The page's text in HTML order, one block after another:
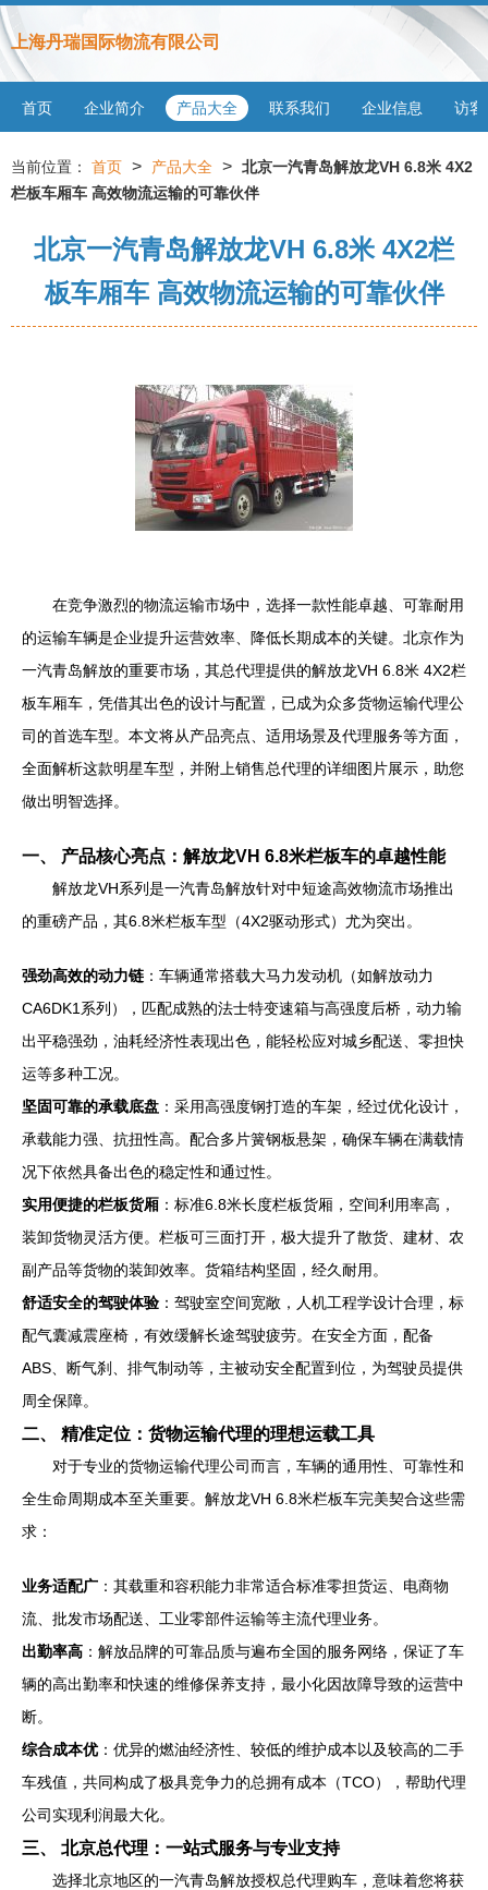
上海丹瑞国际物流有限公司
首页 企业简介 产品大全 联系我们 企业信息 访客
当前位置： 首页 > 产品大全 > 北京一汽青岛解放龙VH 6.8米 4X2
栏板车厢车 高效物流运输的可靠伙伴
北京一汽青岛解放龙VH 6.8米 4X2栏
板车厢车 高效物流运输的可靠伙伴
在竞争激烈的物流运输市场中，选择一款性能卓越、可靠耐用
的运输车辆是企业提升运营效率、降低长期成本的关键。北京作为
一汽青岛解放的重要市场，其总代理提供的解放龙VH 6.8米 4X2栏
板车厢车，凭借其出色的设计与配置，已成为众多货物运输代理公
司的首选车型。本文将从产品亮点、适用场景及代理服务等方面，
全面解析这款明星车型，并附上销售总代理的详细图片展示，助您
做出明智选择。
一、 产品核心亮点：解放龙VH 6.8米栏板车的卓越性能
解放龙VH系列是一汽青岛解放针对中短途高效物流市场推出
的重磅产品，其6.8米栏板车型（4X2驱动形式）尤为突出。
强劲高效的动力链 ：车辆通常搭载大马力发动机（如解放动力
CA6DK1系列），匹配成熟的法士特变速箱与高强度后桥，动力输
出平稳强劲，油耗经济性表现出色，能轻松应对城乡配送、零担快
运等多种工况。
坚固可靠的承载底盘 ：采用高强度钢打造的车架，经过优化设计，
承载能力强、抗扭性高。配合多片簧钢板悬架，确保车辆在满载情
况下依然具备出色的稳定性和通过性。
实用便捷的栏板货厢 ：标准6.8米长度栏板货厢，空间利用率高，
装卸货物灵活方便。栏板可三面打开，极大提升了散货、建材、农
副产品等货物的装卸效率。货箱结构坚固，经久耐用。
舒适安全的驾驶体验 ：驾驶室空间宽敞，人机工程学设计合理，标
配气囊减震座椅，有效缓解长途驾驶疲劳。在安全方面，配备
ABS、断气刹、排气制动等，主被动安全配置到位，为驾驶员提供
周全保障。
二、 精准定位：货物运输代理的理想运载工具
对于专业的货物运输代理公司而言，车辆的通用性、可靠性和
全生命周期成本至关重要。解放龙VH 6.8米栏板车完美契合这些需
求：
业务适配广 ：其载重和容积能力非常适合标准零担货运、电商物
流、批发市场配送、工业零部件运输等主流代理业务。
出勤率高 ：解放品牌的可靠品质与遍布全国的服务网络，保证了车
辆的高出勤率和快速的维修保养支持，最小化因故障导致的运营中
断。
综合成本优：优异的燃油经济性、较低的维护成本以及较高的二手
车残值，共同构成了极具竞争力的总拥有成本（TCO），帮助代理
公司实现利润最大化。
三、 北京总代理：一站式服务与专业支持
选择北京地区的一汽青岛解放授权总代理购车，意味着您将获